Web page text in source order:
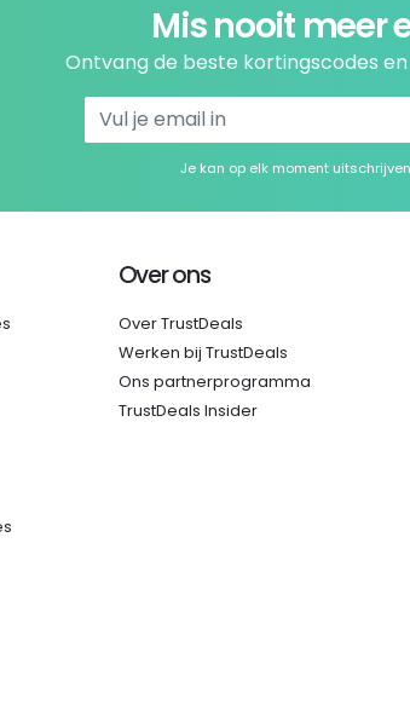
Mis nooit meer
Ontvang de beste kortingscodes
Je kan op elk moment
Over ons
Over TrustDeals
Werken bij TrustDeals
Ons partnerprogramma
TrustDeals Insider